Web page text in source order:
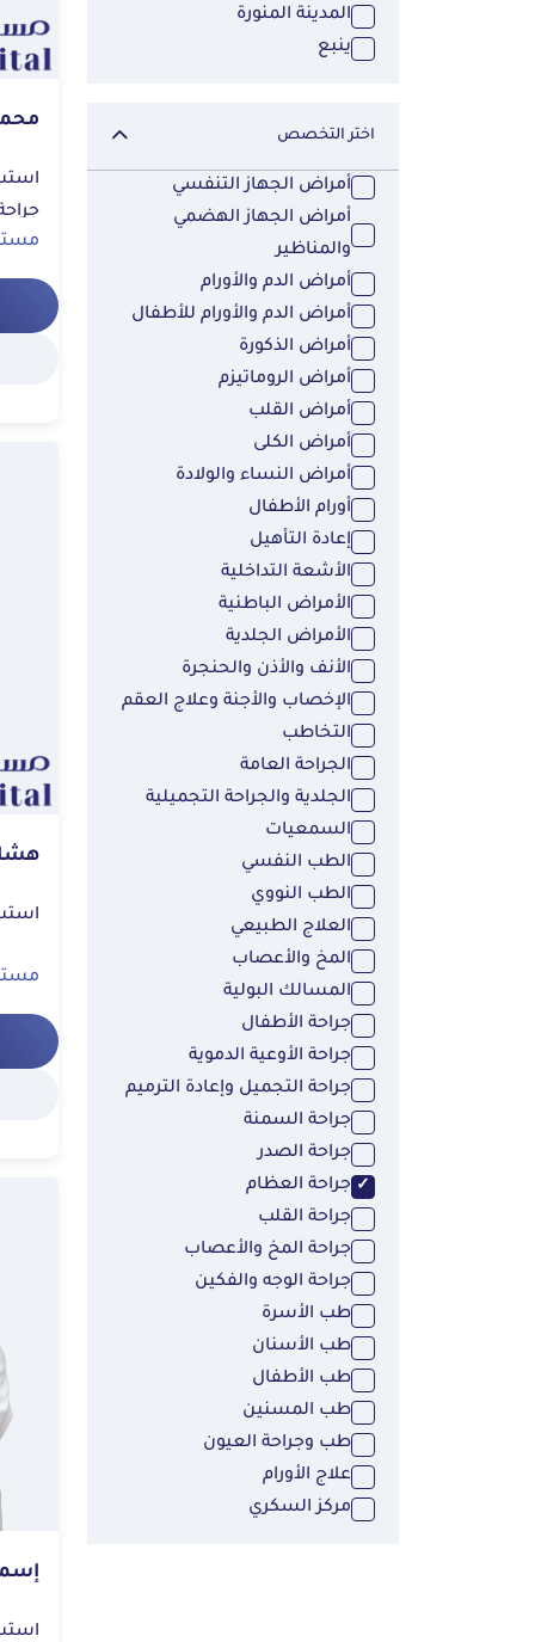
المدينة المنورة
ينبع
اختر التخصص
أمراض الجهاز التنفسي
أمراض الجهاز الهضمي
والمناظير
أمراض الدم والأورام
أمراض الدم والأورام للأطفال
أمراض الذكورة
أمراض الروماتيزم
أمراض القلب
أمراض الكلى
أمراض النساء والولادة
أورام الأطفال
إعادة التأهيل
الأشعة التداخلية
الأمراض الباطنية
الأمراض الجلدية
الأنف والأذن والحنجرة
الإخصاب والأجنة وعلاج العقم
التخاطب
الجراحة العامة
الجلدية والجراحة التجميلية
السمعيات
الطب النفسي
الطب النووي
العلاج الطبيعي
المخ والأعصاب
المسالك البولية
جراحة الأطفال
جراحة الأوعية الدموية
جراحة التجميل وإعادة الترميم
جراحة السمنة
جراحة الصدر
جراحة العظام
جراحة القلب
جراحة المخ والأعصاب
جراحة الوجه والفكين
طب الأسرة
طب الأسنان
طب الأطفال
طب المسنين
طب وجراحة العيون
علاج الأورام
مركز السكري
استشاري |
استشاري |